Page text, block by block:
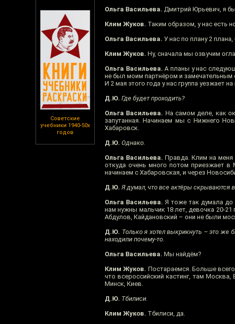
Советские
учебники 1940-50х
годов
Ольга Васильева. Дмитрий Юрьевич, я
Клим Жуков. Таким образом, у нас есть
Ольга Васильева. У нас по плану 2
Клим Жуков. Ну, сначала мы озвучим
Ольга Васильева. А планы у нас
не был моим партнёром и замечательным
И 2 мая этого года у нас группа уезжает
Д.Ю. Где будет проходить?
Ольга Васильева. На самом деле, как
запутанная. Начинаем мы с Нижнего
Хабаровск.
Д.Ю. Однако.
Ольга Васильева. Правда. Клим на меня
откуда очень много потом приезжает
начинаем с Хабаровская, и через
Д.Ю. Я думал, что все актёры скрываются
Ольга Васильева. Я тоже так думала до
нам нужны мальчик 18 лет, девочка 20-
Абдулов, Кайдановский – они не были
Д.Ю. Только я хотел выкрикнуть – это же
находили почему-то.
Ольга Васильева. Мы найдём?
Клим Жуков. Постараемся. Больше
что всероссийский кастинг, там Москва,
Минск, Киев.
Д.Ю. Тбилиси.
Клим Жуков. Тбилиси, да.